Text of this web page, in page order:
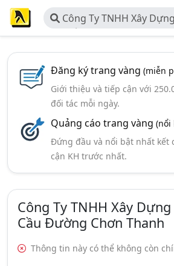
Công Ty TNHH Xây
Mại Cầu Đường Chơn
Đăng ký trang vàng (miễn
Giới thiệu và tiếp cận với
đối tác mỗi ngày.
Quảng cáo trang vàng (nổi
Đứng đầu và nổi bật nhất kết
cận KH trước nhất.
Công Ty TNHH Xây
Cầu Đường Chơn Thanh
Thông tin này có thể không còn